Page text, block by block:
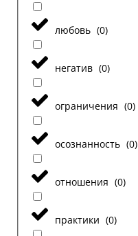
любовь (0)
негатив (0)
ограничения (0)
осознанность (0)
отношения (0)
практики (0)